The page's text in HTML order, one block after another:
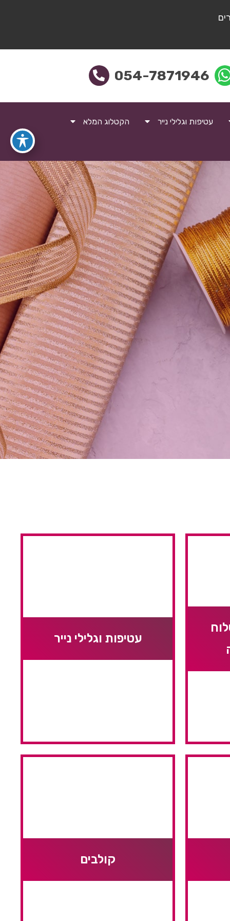
054-7871946
עטיפות וגלילי נייר הקטלוג המלא
עטיפות וגלילי נייר
קולבים